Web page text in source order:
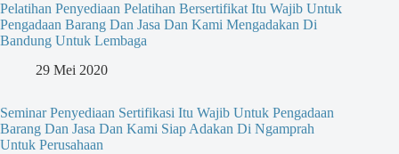
Pelatihan Penyediaan Pelatihan Bersertifikat Itu Wajib Untuk
Pengadaan Barang Dan Jasa Dan Kami Mengadakan Di
Bandung Untuk Lembaga
29 Mei 2020
Seminar Penyediaan Sertifikasi Itu Wajib Untuk Pengadaan
Barang Dan Jasa Dan Kami Siap Adakan Di Ngamprah
Untuk Perusahaan